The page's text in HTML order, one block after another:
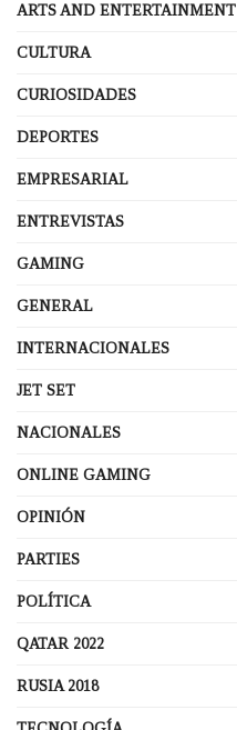
ARTS AND ENTERTAINMENT
CULTURA
CURIOSIDADES
DEPORTES
EMPRESARIAL
ENTREVISTAS
GAMING
GENERAL
INTERNACIONALES
JET SET
NACIONALES
ONLINE GAMING
OPINIÓN
PARTIES
POLÍTICA
QATAR 2022
RUSIA 2018